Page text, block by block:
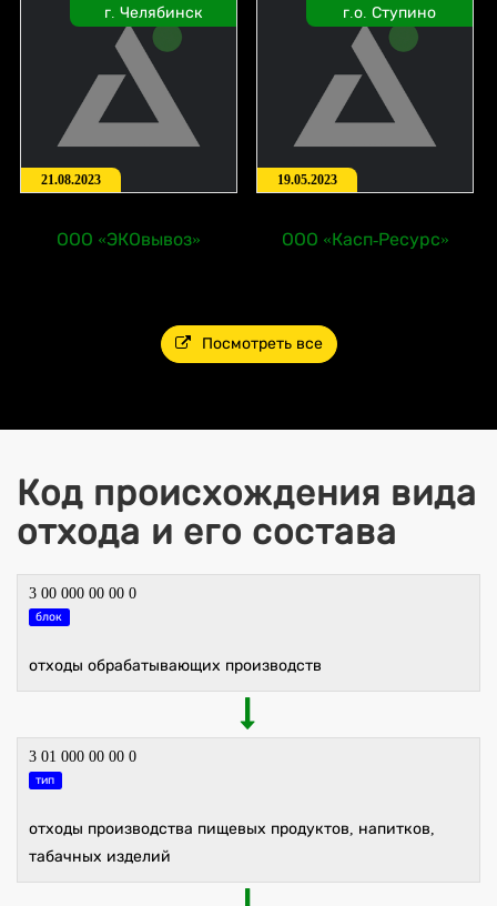
г. Челябинск
21.08.2023
ООО «ЭКОвывоз»
г.о. Ступино
19.05.2023
ООО «Касп-Ресурс»
Посмотреть все
Код происхождения вида
отхода и его состава
3 00 000 00 00 0
блок
отходы обрабатывающих производств
3 01 000 00 00 0
тип
отходы производства пищевых продуктов, напитков,
табачных изделий